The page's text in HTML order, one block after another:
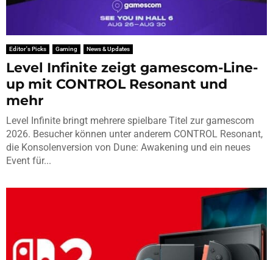
Editor's Picks Gaming News & Updates
Level Infinite zeigt gamescom-Line-
up mit CONTROL Resonant und
mehr
Level Infinite bringt mehrere spielbare Titel zur gamescom
2026. Besucher können unter anderem CONTROL Resonant,
die Konsolenversion von Dune: Awakening und ein neues
Event für...